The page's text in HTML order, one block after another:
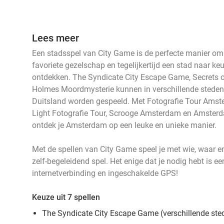
events
events events
events
events
events
Lees meer
Een stadsspel van City Game is de perfecte manier
favoriete gezelschap en tegelijkertijd een stad naar
ontdekken. The Syndicate City Escape Game,
Holmes Moordmysterie kunnen in verschillende
Duitsland worden gespeeld. Met Fotografie Tour
Light Fotografie Tour, Scrooge Amsterdam en
ontdek je Amsterdam op een leuke en unieke manier.
Met de spellen van City Game speel je met wie, waar
zelf-begeleidend spel. Het enige dat je nodig hebt is
internetverbinding en ingeschakelde GPS!
Keuze uit 7 spellen
The Syndicate City Escape Game (verschillende